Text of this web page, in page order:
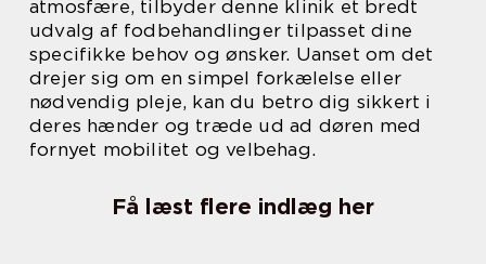
atmosfære, tilbyder denne klinik et bredt
udvalg af fodbehandlinger tilpasset dine
specifikke behov og ønsker. Uanset om det
drejer sig om en simpel forkælelse eller
nødvendig pleje, kan du betro dig sikkert i
deres hænder og træde ud ad døren med
fornyet mobilitet og velbehag.
Få læst flere indlæg her